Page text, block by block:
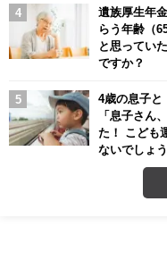
遺族厚生年
らう年齢（
と思ってい
ですか？
4歳の息子と
「息子さん
た！ こども
ないでしょ